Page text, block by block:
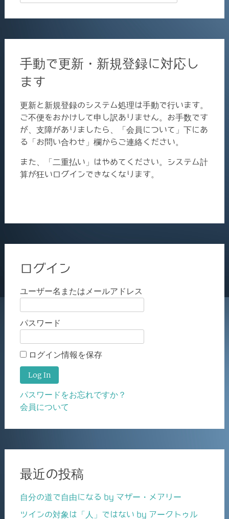
手動で更新・新規登録に対応し
ます
更新と新規登録のシステム処理は手動で行います。
ご不便をおかけして申し訳ありません。お手数です
が、支障がありましたら、「会員について」下にあ
る「お問い合わせ」欄からご連絡ください。
また、「二重払い」はやめてください。システム計
算が狂いログインできなくなります。
ログイン
ユーザー名またはメールアドレス
パスワード
ログイン情報を保存
パスワードをお忘れですか？
会員について
最近の投稿
自分の道で自由になる by マザー・メアリー
ツインの対象は「人」ではない by アークトゥル